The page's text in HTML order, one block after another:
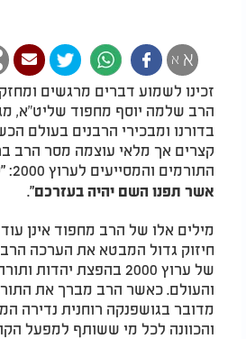
א א
זכינו לשמוע דברים מרגשים
הרב שלמה יוסף מחפוד שליט"א,
בדורנו ומבכירי הרבנים בעולם
קצרים אך מלאי עוצמה מסר הרב
התורמים והמסייעים לערוץ 2000:
אשר תפנו השם יהיה בעזרכם".
מילים אלו של הרב מחפוד אינן
חיזוק גדול המבטא את הערכה
של ערוץ 2000 בהפצת
והעולם. כאשר הרב מברך את
מדובר בגושפנקה רוחנית נדירה
והכוונה לכל מי ששותף למפעל